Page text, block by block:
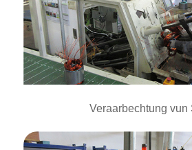
Veraarbechtung vun